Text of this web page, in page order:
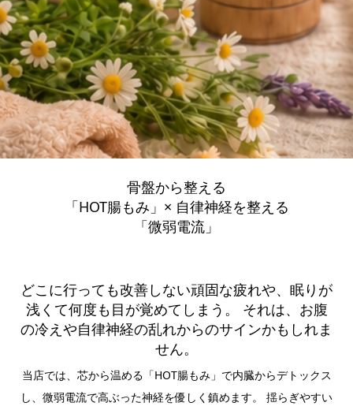
骨盤から整える
「HOT腸もみ」× 自律神経を整える
「微弱電流」
どこに行っても改善しない頑固な疲れや、眠りが
浅くて何度も目が覚めてしまう。 それは、お腹
の冷えや自律神経の乱れからのサインかもしれま
せん。
当店では、芯から温める「HOT腸もみ」で内臓からデトックス
し、微弱電流で高ぶった神経を優しく鎮めます。 揺らぎやすい